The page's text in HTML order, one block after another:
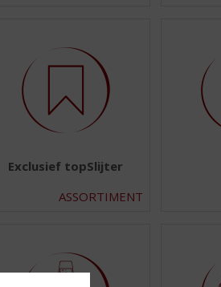
Exclusief topSlijter
ASSORTIMENT